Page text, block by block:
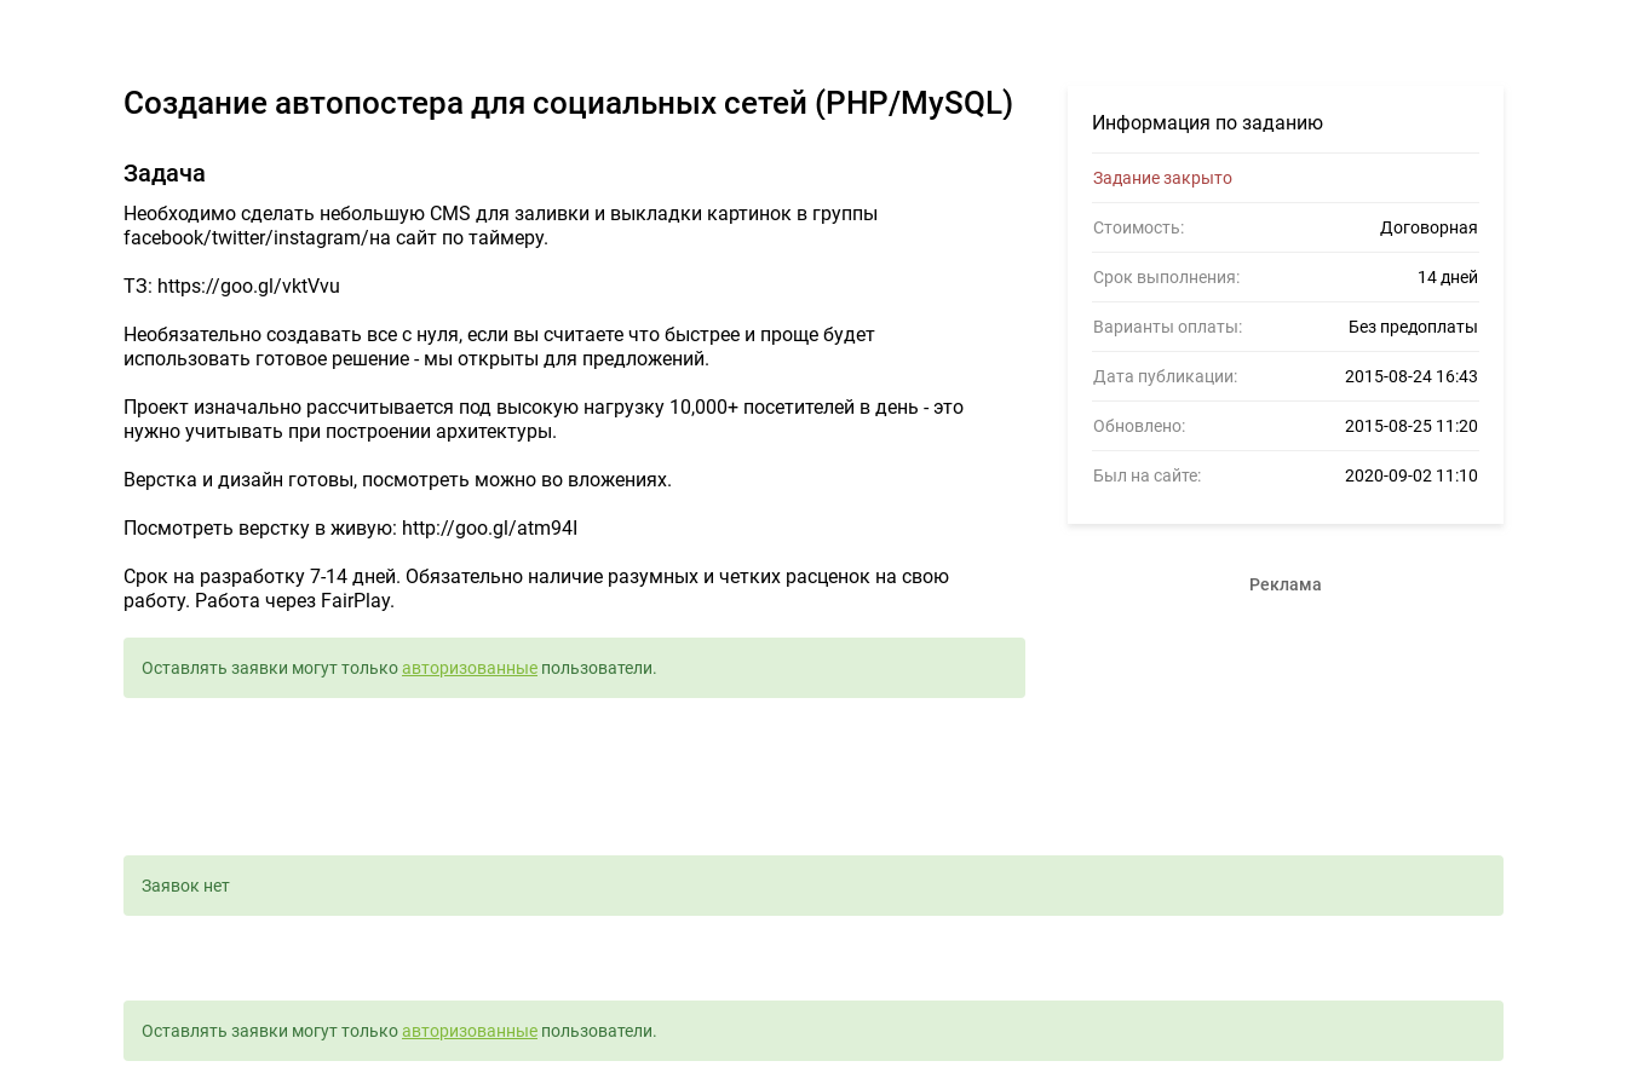
Информация по заданию
Задание закрыто
Стоимость: Договорная
Срок выполнения: 14 дней
Варианты оплаты: Без предоплаты
Дата публикации: 2015-08-24 16:43
Обновлено: 2015-08-25 11:20
Был на сайте: 2020-09-02 11:10
Реклама
Создание автопостера для социальных сетей (PHP/MySQL)
Задача
Необходимо сделать небольшую CMS для заливки и выкладки картинок в группы
facebook/twitter/instagram/на сайт по таймеру.
ТЗ: https://goo.gl/vktVvu
Необязательно создавать все с нуля, если вы считаете что быстрее и проще будет
использовать готовое решение - мы открыты для предложений.
Проект изначально рассчитывается под высокую нагрузку 10,000+ посетителей в день - это
нужно учитывать при построении архитектуры.
Верстка и дизайн готовы, посмотреть можно во вложениях.
Посмотреть верстку в живую: http://goo.gl/atm94I
Срок на разработку 7-14 дней. Обязательно наличие разумных и четких расценок на свою
работу. Работа через FairPlay.
Оставлять заявки могут толькоавторизованные пользователи.
Заявок нет
Оставлять заявки могут толькоавторизованные пользователи.